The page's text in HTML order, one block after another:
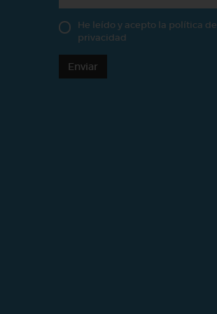
He leído y acepto la política de
privacidad
Enviar